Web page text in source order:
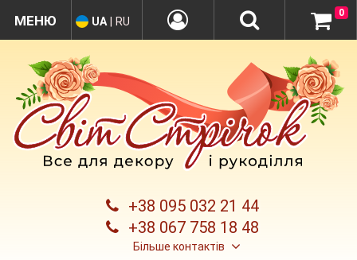
+38 095 032 21 44
+38 067 758 18 48
Більше контактів
UA RU
0